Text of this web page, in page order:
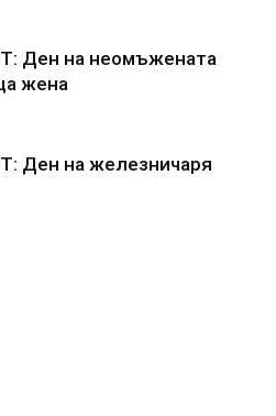
Ден на неомъжената
жена
Ден на железничаря